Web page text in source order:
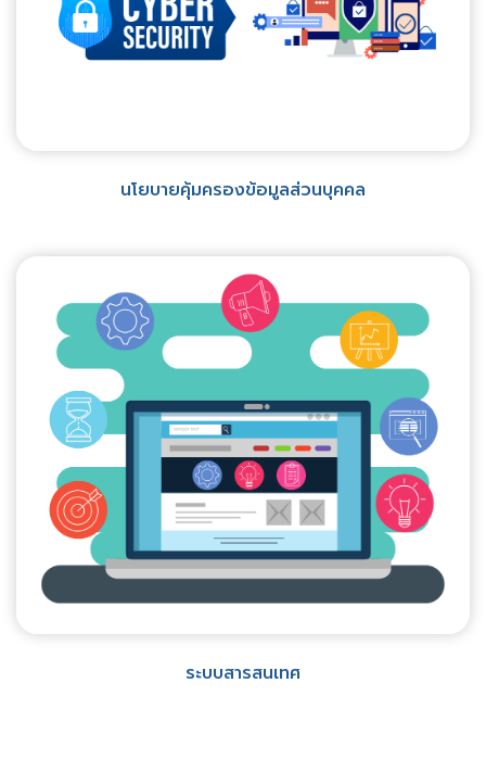
นโยบายคุ้มครองข้อมูลส่วนบุคคล
ระบบสารสนเทศ